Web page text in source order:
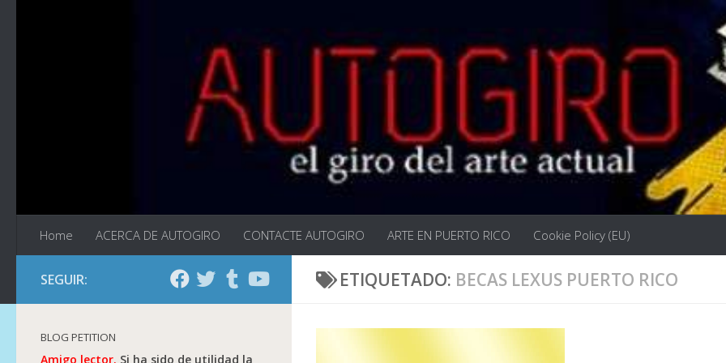
Home ACERCA DE AUTOGIRO CONTACTE AUTOGIRO ARTE EN PUERTO RICO Cookie Policy (EU)
ETIQUETADO: BECAS LEXUS PUERTO RICO
SEGUIR:
BLOG PETITION
Amigo lector. Si ha sido de utilidad la